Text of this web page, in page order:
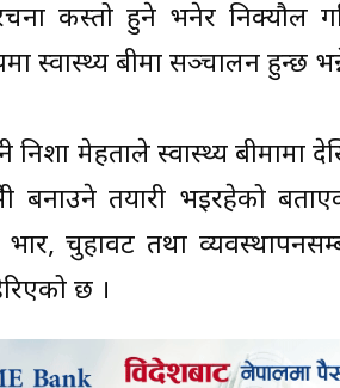
कस्तो हुने भनेर निक्यौल
स्वास्थ्य बीमा सञ्चालन हुन्छ
निशा मेहताले स्वास्थ्य
बनाउने तयारी भइरहेको
चुहावट तथा
छ ।